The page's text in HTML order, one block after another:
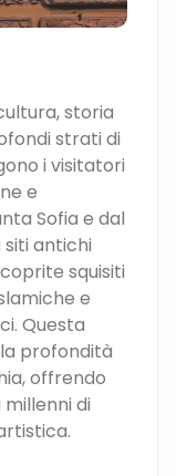
storia
strati di
i visitatori
e
Sofia e dal
siti antichi
squisiti
e
Questa
profondità
offrendo
di